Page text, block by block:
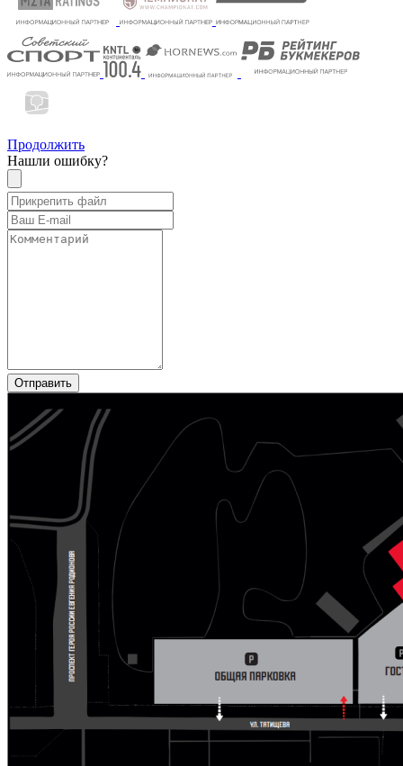
Продолжить
Нашли ошибку?